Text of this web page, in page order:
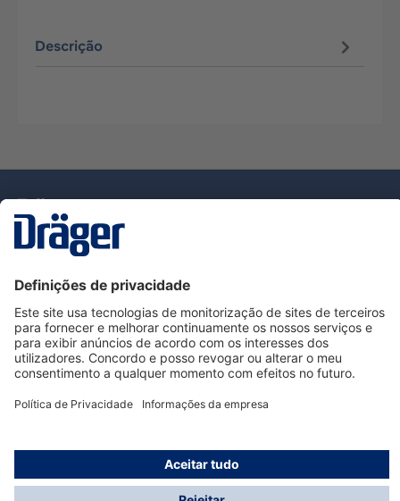
Descrição
Serviço de Apoio ao Cliente Dräger
Utilização da loja
Informações
© Dräger Portugal, Lda, 2024
* Todos os preços excl. IVA mais